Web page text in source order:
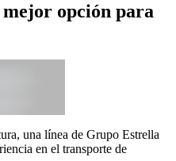
opción para
una línea de Grupo Estrella
en el transporte de